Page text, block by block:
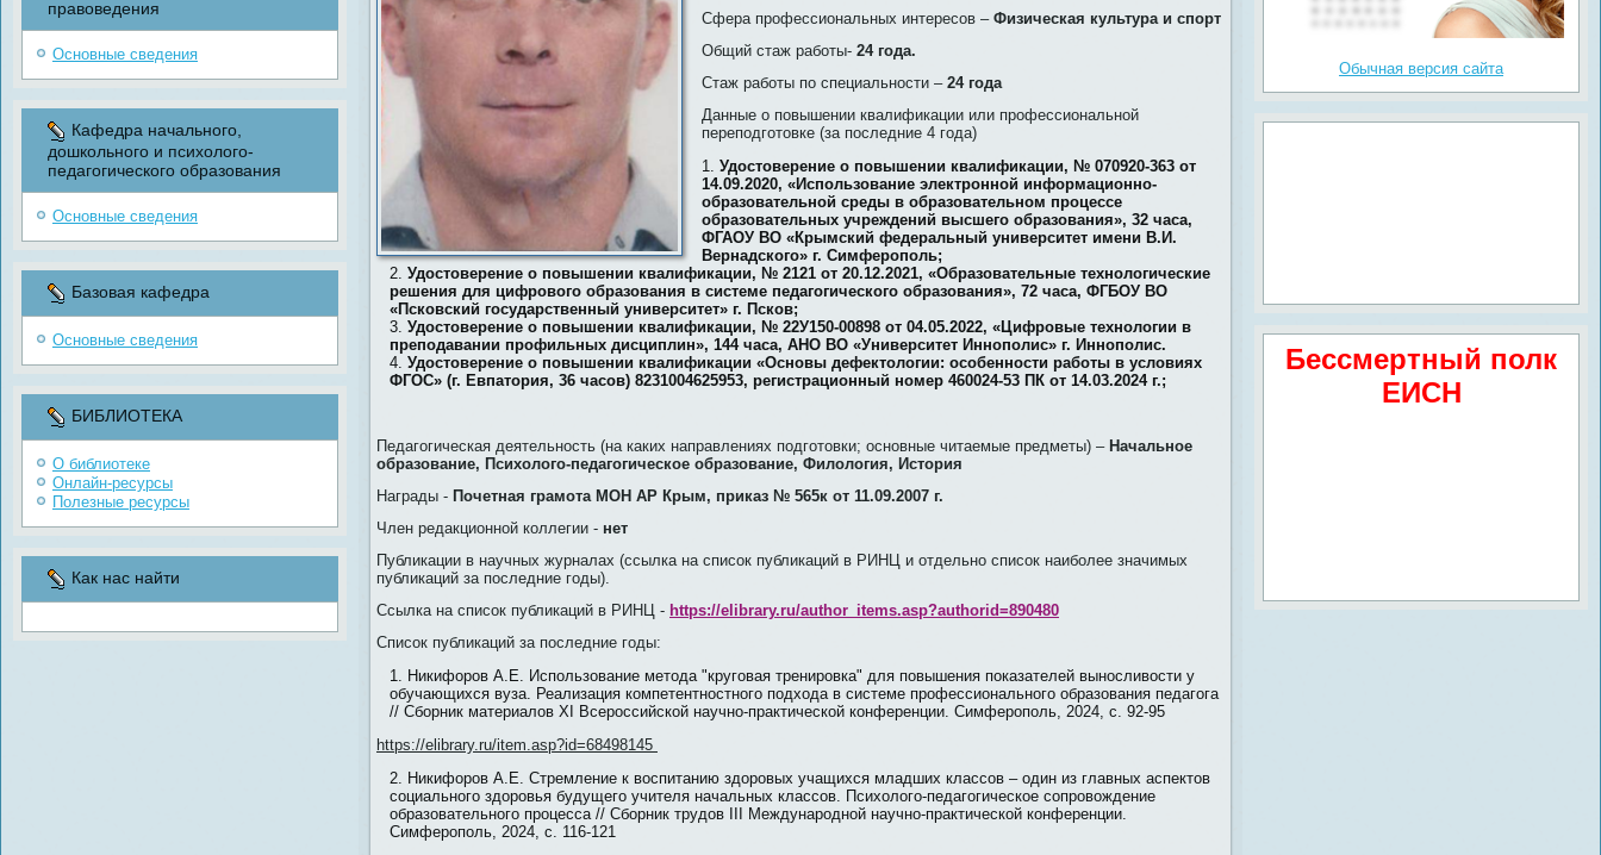
правоведения
Основные сведения
Кафедра начального,
дошкольного и психолого-
педагогического образования
Основные сведения
Базовая кафедра
Основные сведения
БИБЛИОТЕКА
О библиотеке
Онлайн-ресурсы
Полезные ресурсы
Как нас найти
Сфера профессиональных интересов –Физическая культура и спорт
Общий стаж работы-24 года.
Стаж работы по специальности –24 года
Данные о повышении квалификации или профессиональной
переподготовке (за последние 4 года)
Удостоверение о повышении квалификации, № 070920-363 от
14.09.2020, «Использование электронной информационно-
образовательной среды в образовательном процессе
образовательных учреждений высшего образования», 32 часа,
ФГАОУ ВО «Крымский федеральный университет имени В.И.
Вернадского» г. Симферополь;
Удостоверение о повышении квалификации, № 2121 от 20.12.2021, «Образовательные технологические
решения для цифрового образования в системе педагогического образования», 72 часа, ФГБОУ ВО
«Псковский государственный университет» г. Псков;
Удостоверение о повышении квалификации, № 22У150-00898 от 04.05.2022, «Цифровые технологии в
преподавании профильных дисциплин», 144 часа, АНО ВО «Университет Иннополис» г. Иннополис.
Удостоверение о повышении квалификации «Основы дефектологии: особенности работы в условиях
ФГОС» (г. Евпатория, 36 часов) 8231004625953, регистрационный номер 460024-53 ПК от 14.03.2024 г.;
Педагогическая деятельность (на каких направлениях подготовки; основные читаемые предметы) – Начальное
образование, Психолого-педагогическое образование, Филология, История
Награды - Почетная грамота МОН АР Крым, приказ № 565к от 11.09.2007 г.
Член редакционной коллегии - нет
Публикации в научных журналах (ссылка на список публикаций в РИНЦ и отдельно список наиболее значимых
публикаций за последние годы).
Ссылка на список публикаций в РИНЦ - https://elibrary.ru/author_items.asp?authorid=890480
Список публикаций за последние годы:
Никифоров А.Е. Использование метода "круговая тренировка" для повышения показателей выносливости у
обучающихся вуза. Реализация компетентностного подхода в системе профессионального образования педагога
// Сборник материалов XI Всероссийской научно-практической конференции. Симферополь, 2024, с. 92-95
https://elibrary.ru/item.asp?id=68498145
Никифоров А.Е. Стремление к воспитанию здоровых учащихся младших классов – один из главных аспектов
социального здоровья будущего учителя начальных классов. Психолого-педагогическое сопровождение
образовательного процесса // Сборник трудов III Международной научно-практической конференции.
Симферополь, 2024, с. 116-121
Обычная версия сайта
Бессмертный полк
ЕИСН